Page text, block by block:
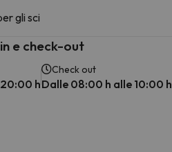
gli sci
e check-out
h
Check out
Dalle 08:00 h alle 10:00 h